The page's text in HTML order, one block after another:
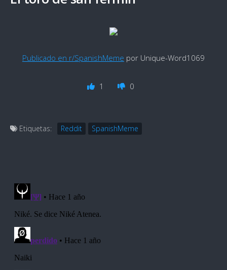
Publicado en r/SpanishMeme por Unique-Word1069
1 0
Etiquetas: Reddit SpanishMeme